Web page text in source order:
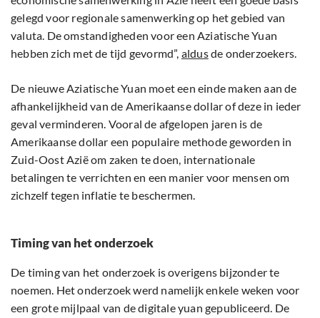
gelegd voor regionale samenwerking op het gebied van
valuta. De omstandigheden voor een Aziatische Yuan
hebben zich met de tijd gevormd”, aldusde onderzoekers.
De nieuwe Aziatische Yuan moet een einde maken aan de
afhankelijkheid van de Amerikaanse dollar of deze in ieder
geval verminderen. Vooral de afgelopen jaren is de
Amerikaanse dollar een populaire methode geworden in
Zuid-Oost Azië om zaken te doen, internationale
betalingen te verrichten en een manier voor mensen om
zichzelf tegen inflatie te beschermen.
Timing van het onderzoek
De timing van het onderzoek is overigens bijzonder te
noemen. Het onderzoek werd namelijk enkele weken voor
een grote mijlpaal van de digitale yuan gepubliceerd. De